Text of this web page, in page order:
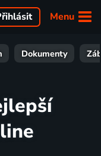
Menu
Dokumenty